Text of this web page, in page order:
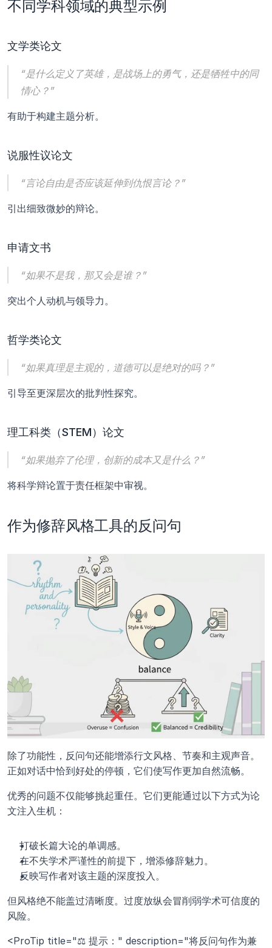
不同学科领域的典型示例
文学类论文
“是什么定义了英雄，是战场上的勇气，还是牺牲中的同
情心？”
有助于构建主题分析。
说服性议论文
“言论自由是否应该延伸到仇恨言论？”
引出细致微妙的辩论。
申请文书
“如果不是我，那又会是谁？”
突出个人动机与领导力。
哲学类论文
“如果真理是主观的，道德可以是绝对的吗？”
引导至更深层次的批判性探究。
理工科类（STEM）论文
“如果抛弃了伦理，创新的成本又是什么？”
将科学辩论置于责任框架中审视。
作为修辞风格工具的反问句
除了功能性，反问句还能增添行文风格、节奏和主观声音。
正如对话中恰到好处的停顿，它们使写作更加自然流畅。
优秀的问题不仅能够挑起重任。它们更能通过以下方式为论
文注入生机：
打破长篇大论的单调感。
在不失学术严谨性的前提下，增添修辞魅力。
反映写作者对该主题的深度投入。
但风格绝不能盖过清晰度。过度放纵会冒削弱学术可信度的
风险。
<ProTip title="⚖️ 提示：" description="将反问句作为兼